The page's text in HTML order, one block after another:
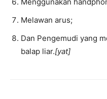
Melawan arus;
Dan Pengemudi yang
balap liar.[yat]